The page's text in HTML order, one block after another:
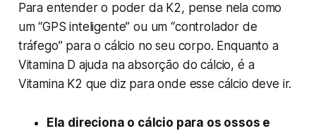
Para entender o poder da K2, pense nela como
um “GPS inteligente” ou um “controlador de
tráfego” para o cálcio no seu corpo. Enquanto a
Vitamina D ajuda na absorção do cálcio, é a
Vitamina K2 que diz para onde esse cálcio deve ir.
Ela direciona o cálcio para os ossos e